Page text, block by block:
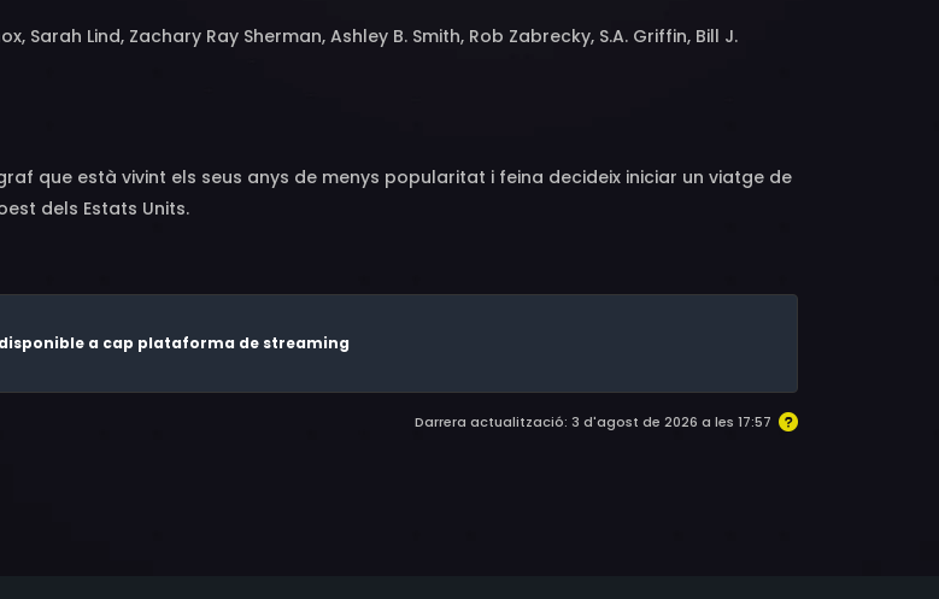
Sarah Lind, Zachary Ray Sherman, Ashley B. Smith, Rob Zabrecky, S.A. Griffin, Bill J.
William Bookston
que està vivint els seus anys de menys popularitat i feina decideix iniciar un viatge de
dels Estats Units.
a cap plataforma de streaming
Darrera actualització: 3 d'agost de 2026 a les 17:57